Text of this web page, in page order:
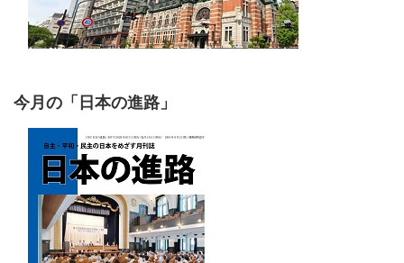
今月の「日本の進路」